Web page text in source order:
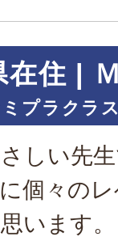
在住 |
プラクラ
しい先
個々の
います。